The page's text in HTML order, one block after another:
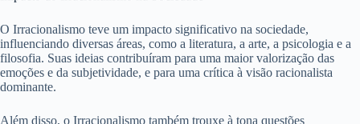
O Irracionalismo teve um impacto significativo na sociedade,
influenciando diversas áreas, como a literatura, a arte, a psicologia e a
filosofia. Suas ideias contribuíram para uma maior valorização das
emoções e da subjetividade, e para uma crítica à visão racionalista
dominante.
Além disso, o Irracionalismo também trouxe à tona questões